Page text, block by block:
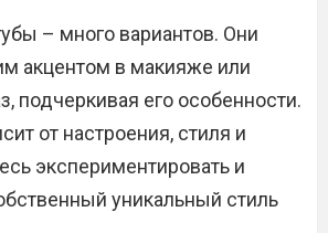
– много вариантов. Они
акцентом в макияже или
подчеркивая его особенности.
от настроения, стиля и
экспериментировать и
уникальный стиль